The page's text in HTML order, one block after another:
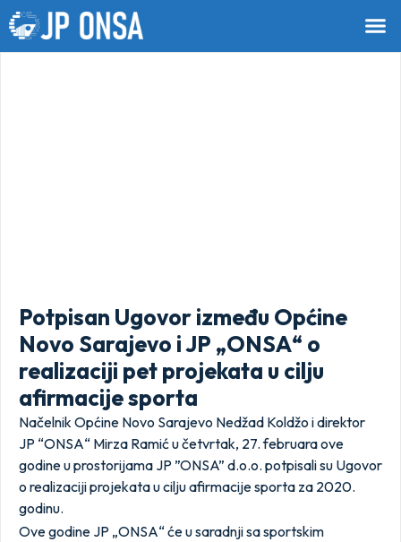
Potpisan Ugovor između Općine
Novo Sarajevo i JP „ONSA“ o
realizaciji pet projekata u cilju
afirmacije sporta
Načelnik Općine Novo Sarajevo Nedžad Koldžo i direktor
JP “ONSA“ Mirza Ramić u četvrtak, 27. februara ove
godine u prostorijama JP ”ONSA” d.o.o. potpisali su Ugovor
o realizaciji projekata u cilju afirmacije sporta za 2020.
godinu.
Ove godine JP „ONSA“ će u saradnji sa sportskim